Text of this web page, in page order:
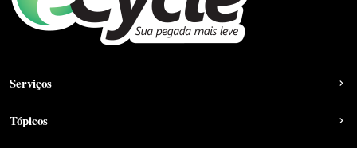
Serviços
Tópicos